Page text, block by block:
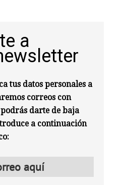
a
tus datos personales a
correos con
darte de baja
a continuación